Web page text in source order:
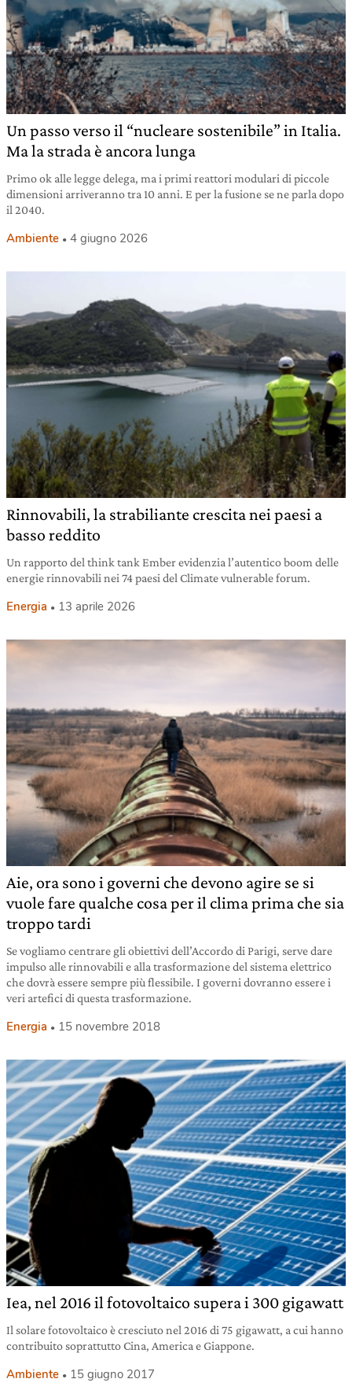
Un passo verso il “nucleare sostenibile” in Italia.
Ma la strada è ancora lunga
Primo ok alle legge delega, ma i primi reattori modulari di piccole
dimensioni arriveranno tra 10 anni. E per la fusione se ne parla dopo
il 2040.
Ambiente 4 giugno 2026
Rinnovabili, la strabiliante crescita nei paesi a
basso reddito
Un rapporto del think tank Ember evidenzia l’autentico boom delle
energie rinnovabili nei 74 paesi del Climate vulnerable forum.
Energia 13 aprile 2026
Aie, ora sono i governi che devono agire se si
vuole fare qualche cosa per il clima prima che sia
troppo tardi
Se vogliamo centrare gli obiettivi dell’Accordo di Parigi, serve dare
impulso alle rinnovabili e alla trasformazione del sistema elettrico
che dovrà essere sempre più flessibile. I governi dovranno essere i
veri artefici di questa trasformazione.
Energia 15 novembre 2018
Iea, nel 2016 il fotovoltaico supera i 300 gigawatt
Il solare fotovoltaico è cresciuto nel 2016 di 75 gigawatt, a cui hanno
contribuito soprattutto Cina, America e Giappone.
Ambiente 15 giugno 2017